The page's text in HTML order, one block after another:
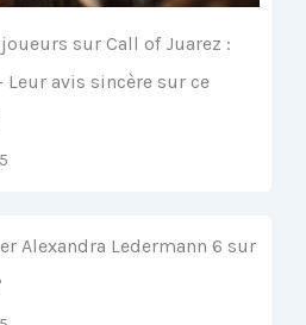
sur Call of Juarez :
Leur avis sincère sur ce
Alexandra Ledermann 6 sur